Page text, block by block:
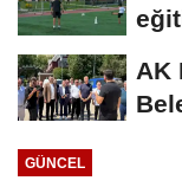
AK
GÜNCEL